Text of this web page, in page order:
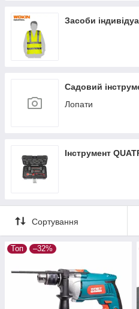
Засоби
Садовий
Лопати
Інструмент
Сортування
Топ –32%